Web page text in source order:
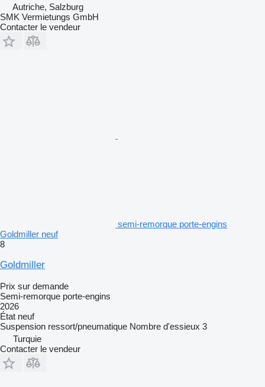
Autriche, Salzburg
SMK Vermietungs GmbH
Contacter le vendeur
semi-remorque porte-engins
Goldmiller neuf
8
Goldmiller
Prix sur demande
Semi-remorque porte-engins
2026
État neuf
Suspension ressort/pneumatique Nombre d'essieux 3
Turquie
Contacter le vendeur